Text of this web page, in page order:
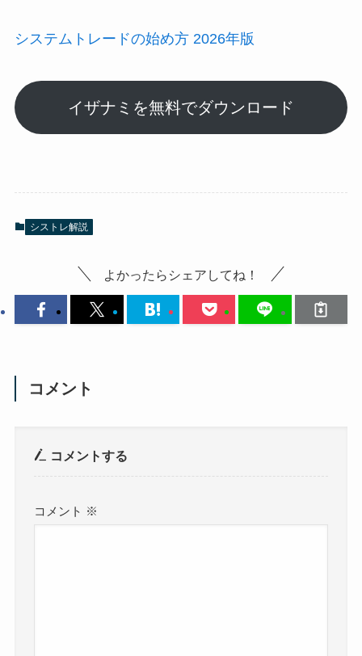
システムトレードの始め方 2026年版
イザナミを無料でダウンロード
シストレ解説
よかったらシェアしてね！
コメント
コメントする
コメント ※